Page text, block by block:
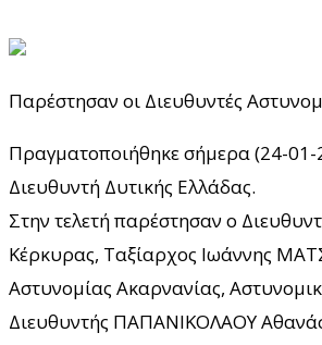
Παρέστησαν οι Διευθυντές
Πραγματοποιήθηκε σήμερα (24-01-
Διευθυντή Δυτικής Ελλάδας.
Στην τελετή παρέστησαν ο
Κέρκυρας, Ταξίαρχος Ιωάννης
Αστυνομίας Ακαρνανίας,
Διευθυντής ΠΑΠΑΝΙΚΟΛΑΟΥ